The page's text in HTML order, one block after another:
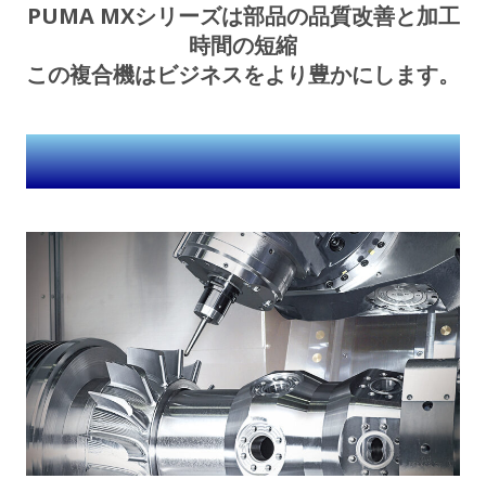
PUMA MXシリーズは部品の品質改善と加工
時間の短縮
この複合機はビジネスをより豊かにします。